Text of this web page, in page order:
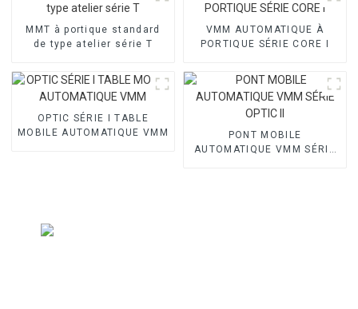
MMT à portique standard
de type atelier série T
VMM AUTOMATIQUE À
PORTIQUE SÉRIE CORE I
OPTIC SÉRIE I TABLE
MOBILE AUTOMATIQUE VMM
PONT MOBILE
AUTOMATIQUE VMM SÉRIE